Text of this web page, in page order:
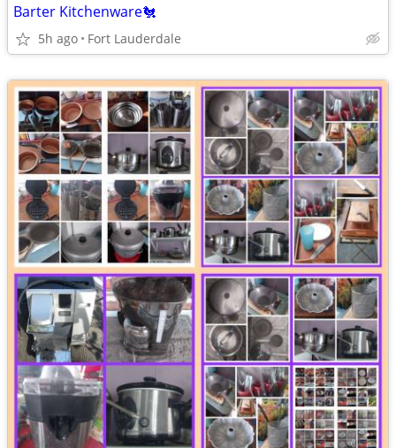
Barter Kitchenware🐔
5h ago Fort Lauderdale